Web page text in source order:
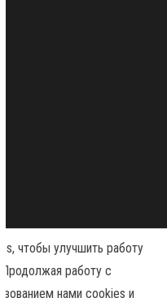
чтобы улучшить работу
Продолжая работу с
нами cookies и